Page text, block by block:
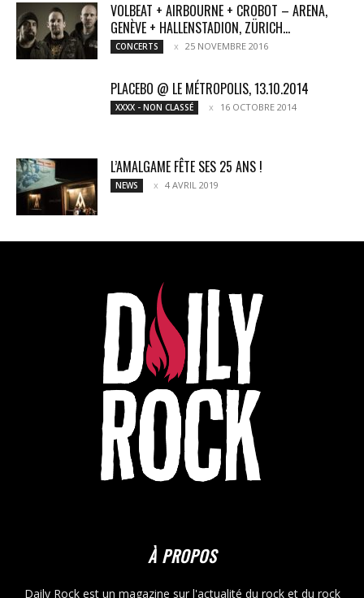
VOLBEAT + AIRBOURNE + CROBOT – ARENA,
GENÈVE + HALLENSTADION, ZÜRICH...
CONCERTS 25 NOVEMBRE 2016
PLACEBO @ LE MÉTROPOLIS, 13.10.2014
XXXX - NON CLASSÉ 16 OCTOBRE 2014
L’AMALGAME FÊTE SES 25 ANS !
NEWS 4 AVRIL 2019
À PROPOS
Daily Rock est un magazine sur l'actualité du rock et du rock